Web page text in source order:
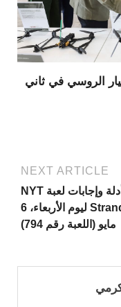
الروسي في ثاني
NEXT ARTICLE
أدلة وإجابات لعبة NYT
Strands ليوم الأربعاء، 6
مايو (اللعبة رقم 794)